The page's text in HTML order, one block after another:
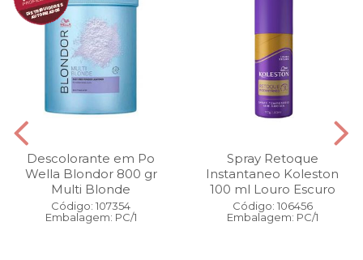
Descolorante em Po
Wella Blondor 800 gr
Multi Blonde
Código: 107354
Embalagem: PC/1
Spray Retoque
Instantaneo Koleston
100 ml Louro Escuro
Código: 106456
Embalagem: PC/1